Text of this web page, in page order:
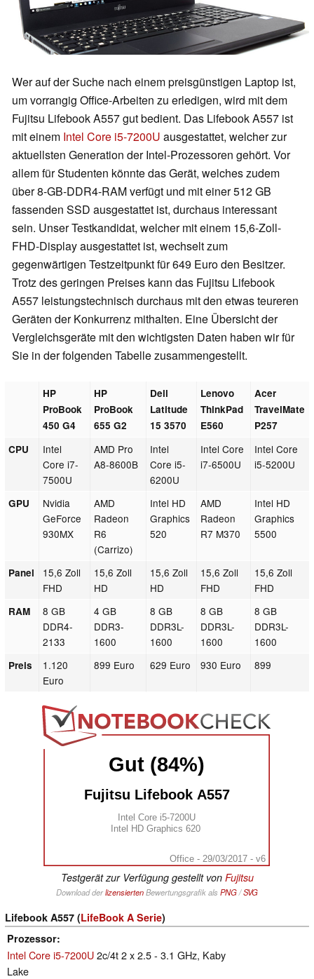
Wer auf der Suche nach einem preisgünstigen Laptop ist,
um vorrangig Office-Arbeiten zu erledigen, wird mit dem
Fujitsu Lifebook A557 gut bedient. Das Lifebook A557 ist
mit einem Intel Core i5-7200U ausgestattet, welcher zur
aktuellsten Generation der Intel-Prozessoren gehört. Vor
allem für Studenten könnte das Gerät, welches zudem
über 8-GB-DDR4-RAM verfügt und mit einer 512 GB
fassenden SSD ausgestattet ist, durchaus interessant
sein. Unser Testkandidat, welcher mit einem 15,6-Zoll-
FHD-Display ausgestattet ist, wechselt zum
gegenwärtigen Testzeitpunkt für 649 Euro den Besitzer.
Trotz des geringen Preises kann das Fujitsu Lifebook
A557 leistungstechnisch durchaus mit den etwas teureren
Geräten der Konkurrenz mithalten. Eine Übersicht der
Vergleichsgeräte mit den wichtigsten Daten haben wir für
Sie in der folgenden Tabelle zusammengestellt.
HP
ProBook
450 G4
HP
ProBook
655 G2
Dell
Latitude
15 3570
Lenovo
ThinkPad
E560
Acer
TravelMate
P257
CPU
Intel
Core i7-
7500U
AMD Pro
A8-8600B
Intel
Core i5-
6200U
Intel Core
i7-6500U
Intel Core
i5-5200U
GPU
Nvidia
GeForce
930MX
AMD
Radeon
R6
(Carrizo)
Intel HD
Graphics
520
AMD
Radeon
R7 M370
Intel HD
Graphics
5500
Panel
15,6 Zoll
FHD
15,6 Zoll
HD
15,6 Zoll
HD
15,6 Zoll
FHD
15,6 Zoll
FHD
RAM
8 GB
DDR4-
2133
4 GB
DDR3-
1600
8 GB
DDR3L-
1600
8 GB
DDR3L-
1600
8 GB
DDR3L-
1600
Preis
1.120
Euro
899 Euro 629 Euro 930 Euro 899
Gut (84%)
Fujitsu Lifebook A557
Intel Core i5-7200U
Intel HD Graphics 620
Office - 29/03/2017 - v6
Testgerät zur Verfügung gestellt von Fujitsu
Download derlizensiertenBewertungsgrafik als PNG/SVG
Lifebook A557 (LifeBook A Serie)
Prozessor
Intel Core i5-7200U2c/4t 2 x 2.5 - 3.1 GHz, Kaby
Lake